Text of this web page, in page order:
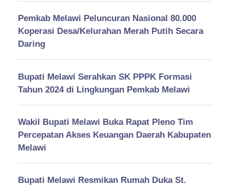
Pemkab Melawi Peluncuran Nasional 80.000
Koperasi Desa/Kelurahan Merah Putih Secara
Daring
Bupati Melawi Serahkan SK PPPK Formasi
Tahun 2024 di Lingkungan Pemkab Melawi
Wakil Bupati Melawi Buka Rapat Pleno Tim
Percepatan Akses Keuangan Daerah Kabupaten
Melawi
Bupati Melawi Resmikan Rumah Duka St.